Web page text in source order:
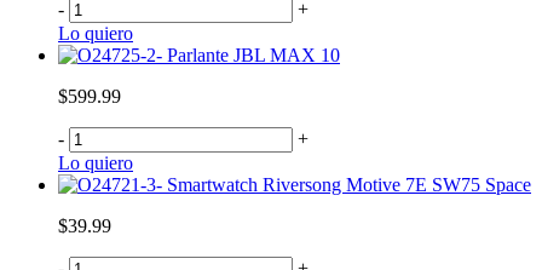
-
+
Lo quiero
Parlante JBL MAX 10
$599.99
-
+
Lo quiero
Smartwatch Riversong Motive 7E SW75 Space
$39.99